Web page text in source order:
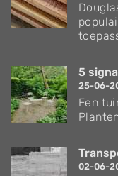
5
25-06-
Een
02-06-